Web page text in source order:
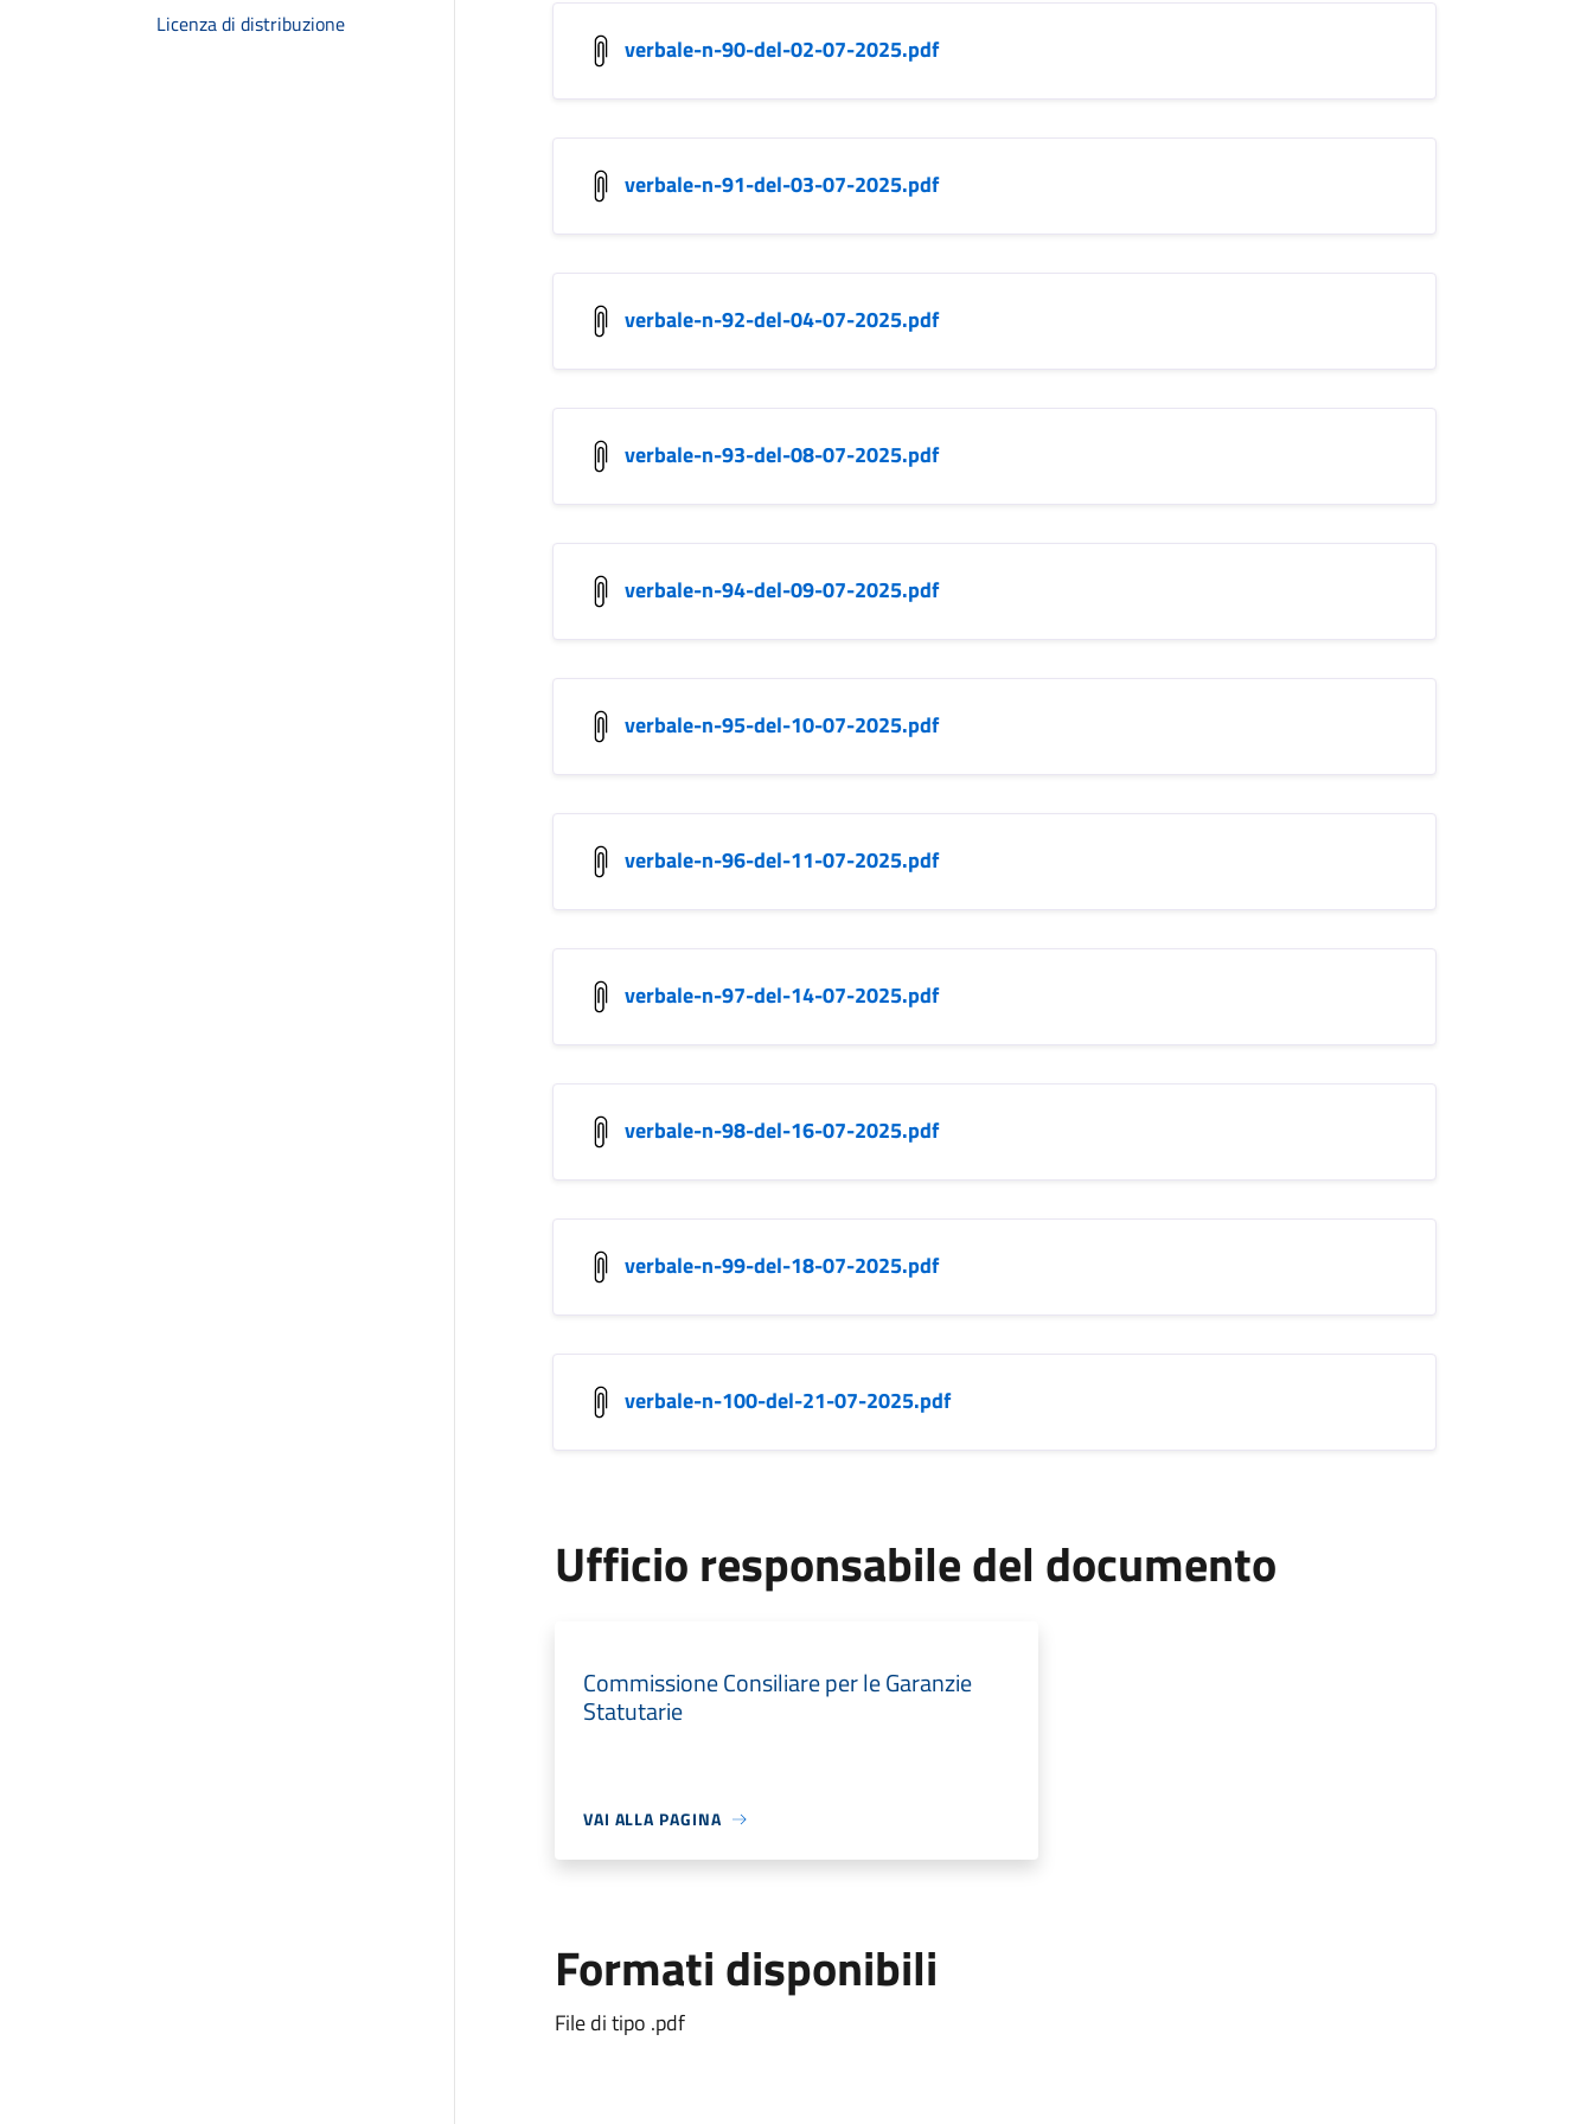
Licenza di distribuzione
verbale-n-90-del-02-07-2025.pdf
verbale-n-91-del-03-07-2025.pdf
verbale-n-92-del-04-07-2025.pdf
verbale-n-93-del-08-07-2025.pdf
verbale-n-94-del-09-07-2025.pdf
verbale-n-95-del-10-07-2025.pdf
verbale-n-96-del-11-07-2025.pdf
verbale-n-97-del-14-07-2025.pdf
verbale-n-98-del-16-07-2025.pdf
verbale-n-99-del-18-07-2025.pdf
verbale-n-100-del-21-07-2025.pdf
Ufficio responsabile del documento
Commissione Consiliare per le Garanzie
Statutarie
VAI ALLA PAGINA
Formati disponibili
File di tipo .pdf